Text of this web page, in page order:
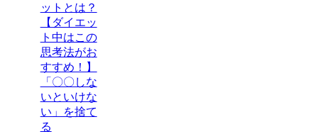
ットとは？
【ダイエッ
ト中はこの
思考法がお
すすめ！】
「〇〇しな
いといけな
い」を捨て
る